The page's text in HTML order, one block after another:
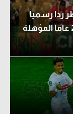
ردا رسميا
بشأن استضافة كأس إفريقيا تحت 23 عاما المؤهلة